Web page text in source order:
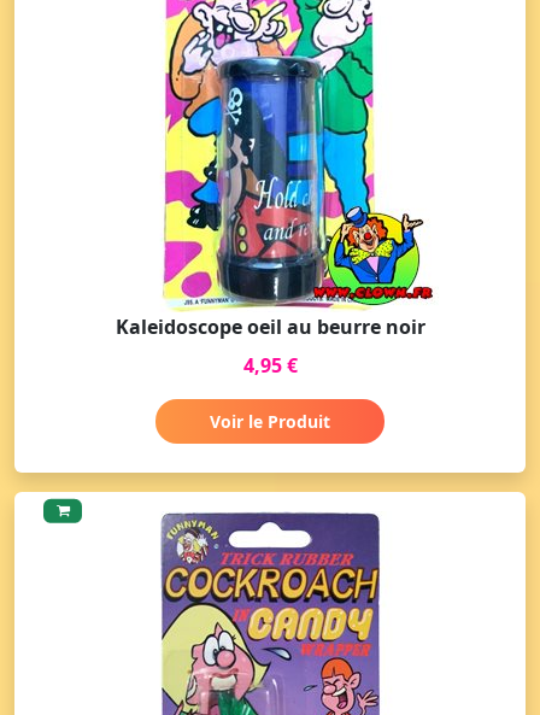
Kaleidoscope oeil au beurre noir
4,95 €
Voir le Produit